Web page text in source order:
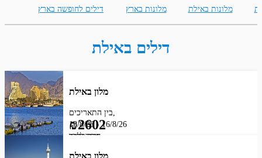
דילים לחופשה בארץ מלונות בארץ מלונות באילת
דילים באילת
מלון באילת
₪2602
מחיר לחדר
בין התאריכים,
13/8/26-16/8/26
חדר בלבד